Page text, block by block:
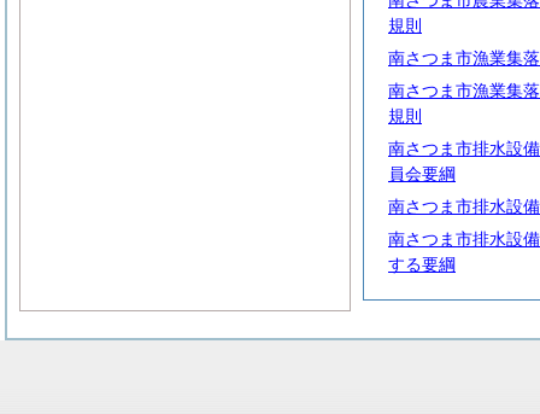
規則
南さつま市漁業集
南さつま市漁業集
規則
南さつま市排水設
員会要綱
南さつま市排水設
南さつま市排水設
する要綱